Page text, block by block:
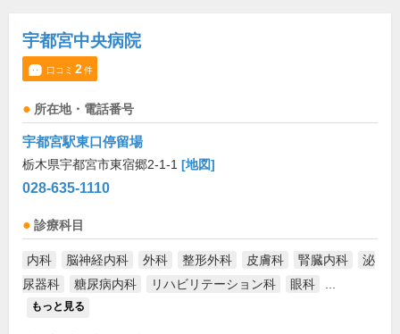
宇都宮中央病院
口コミ 2件
所在地・電話番号
宇都宮駅東口停留場
栃木県宇都宮市東宿郷2-1-1 [地図]
028-635-1110
診療科目
内科 脳神経内科 外科 整形外科 皮膚科 腎臓内科
泌
尿器科
糖尿病内科 リハビリテーション科 眼科
もっと見る